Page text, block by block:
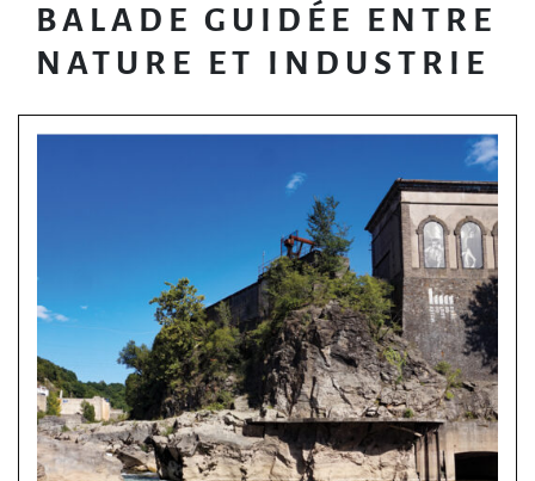
BALADE GUIDÉE ENTRE
NATURE ET INDUSTRIE